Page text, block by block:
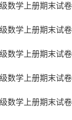
数学上册期末试
数学上册期末试
数学上册期末试
数学上册期末试
数学上册期末试